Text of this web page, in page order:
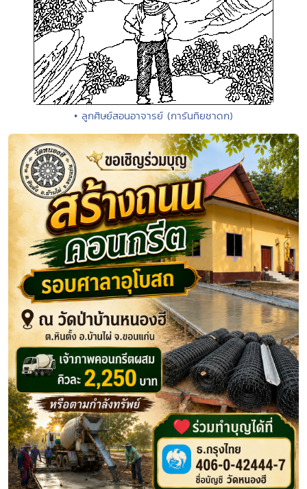
• ลูกศิษย์สอนอาจารย์ (การันทิยชาดก)